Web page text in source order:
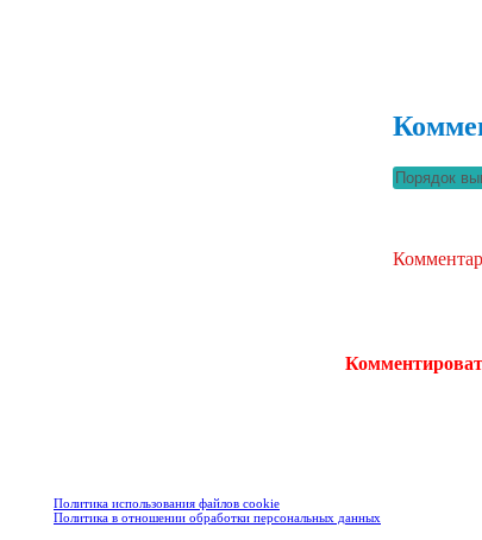
Политика использования файлов cookie
Политика в отношении обработки персональных данных